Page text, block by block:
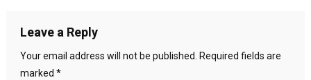
Leave a Reply
Your email address will not be published. Required fields are
marked *